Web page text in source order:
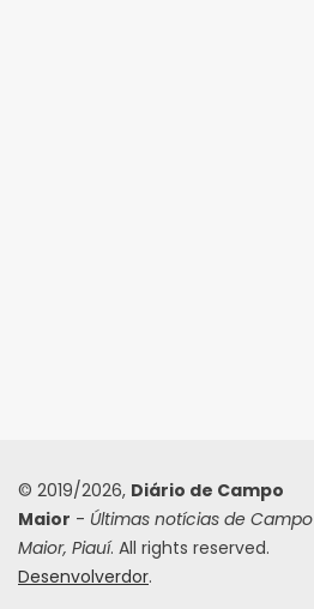
© 2019/2026, Diário de Campo
Maior - Últimas notícias de Campo
Maior, Piauí. All rights reserved.
Desenvolverdor.